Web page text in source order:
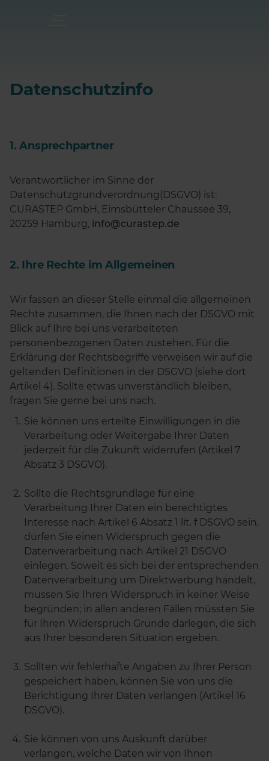
Datenschutzinfo
1. Ansprechpartner
Verantwortlicher im Sinne der
Datenschutzgrundverordnung(DSGVO) ist:
CURASTEP GmbH, Eimsbütteler Chaussee 39,
20259 Hamburg, info@curastep.de
2. Ihre Rechte im Allgemeinen
Wir fassen an dieser Stelle einmal die allgemeinen
Rechte zusammen, die Ihnen nach der DSGVO mit
Blick auf Ihre bei uns verarbeiteten
personenbezogenen Daten zustehen. Für die
Erklärung der Rechtsbegriffe verweisen wir auf die
geltenden Definitionen in der DSGVO (siehe dort
Artikel 4). Sollte etwas unverständlich bleiben,
fragen Sie gerne bei uns nach.
Sie können uns erteilte Einwilligungen in die
Verarbeitung oder Weitergabe Ihrer Daten
jederzeit für die Zukunft widerrufen (Artikel 7
Absatz 3 DSGVO).
Sollte die Rechtsgrundlage für eine
Verarbeitung Ihrer Daten ein berechtigtes
Interesse nach Artikel 6 Absatz 1 lit. f DSGVO sein,
dürfen Sie einen Widerspruch gegen die
Datenverarbeitung nach Artikel 21 DSGVO
einlegen. Soweit es sich bei der entsprechenden
Datenverarbeitung um Direktwerbung handelt,
müssen Sie Ihren Widerspruch in keiner Weise
begründen; in allen anderen Fällen müssten Sie
für Ihren Widerspruch Gründe darlegen, die sich
aus Ihrer besonderen Situation ergeben.
Sollten wir fehlerhafte Angaben zu Ihrer Person
gespeichert haben, können Sie von uns die
Berichtigung Ihrer Daten verlangen (Artikel 16
DSGVO).
Sie können von uns Auskunft darüber
verlangen, welche Daten wir von Ihnen